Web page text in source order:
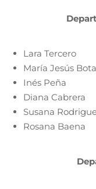
Lara Tercero
María Jesús
Inés Peña
Diana Cabrera
Susana
Rosana Baena